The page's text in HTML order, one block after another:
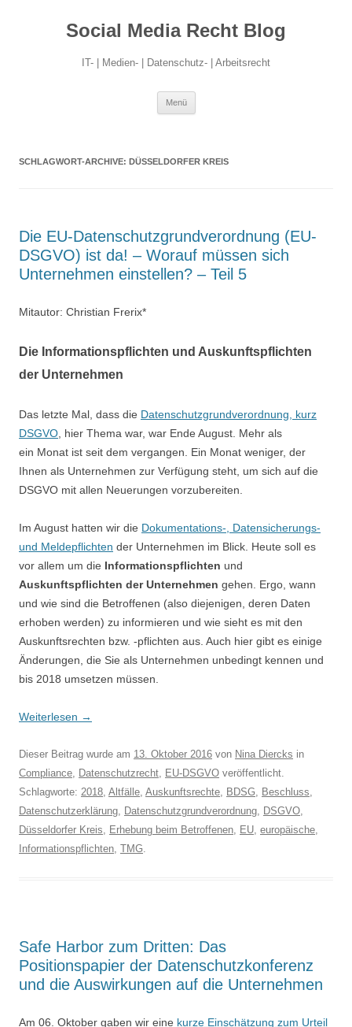
Social Media Recht Blog
IT- | Medien- | Datenschutz- | Arbeitsrecht
Menü
SCHLAGWORT-ARCHIVE: DÜSSELDORFER KREIS
Die EU-Datenschutzgrundverordnung (EU-
DSGVO) ist da! – Worauf müssen sich
Unternehmen einstellen? – Teil 5
Mitautor: Christian Frerix*
Die Informationspflichten und Auskunftspflichten
der Unternehmen
Das letzte Mal, dass die Datenschutzgrundverordnung, kurz
DSGVO , hier Thema war, war Ende August. Mehr als
ein Monat ist seit dem vergangen. Ein Monat weniger, der
Ihnen als Unternehmen zur Verfügung steht, um sich auf die
DSGVO mit allen Neuerungen vorzubereiten.
Im August hatten wir die Dokumentations-, Datensicherungs-
und Meldepflichten der Unternehmen im Blick. Heute soll es
vor allem um die Informationspflichten und
Auskunftspflichten der Unternehmen gehen. Ergo, wann
und wie sind die Betroffenen (also diejenigen, deren Daten
erhoben werden) zu informieren und wie sieht es mit den
Auskunftsrechten bzw. -pflichten aus. Auch hier gibt es einige
Änderungen, die Sie als Unternehmen unbedingt kennen und
bis 2018 umsetzen müssen.
Weiterlesen →
Dieser Beitrag wurde am 13. Oktober 2016 von Nina Diercks in
Compliance, Datenschutzrecht, EU-DSGVO veröffentlicht.
Schlagworte: 2018, Altfälle, Auskunftsrechte, BDSG, Beschluss,
Datenschutzerklärung, Datenschutzgrundverordnung, DSGVO,
Düsseldorfer Kreis, Erhebung beim Betroffenen, EU, europäische,
Informationspflichten, TMG.
Safe Harbor zum Dritten: Das
Positionspapier der Datenschutzkonferenz
und die Auswirkungen auf die Unternehmen
Am 06. Oktober gaben wir eine kurze Einschätzung zum Urteil